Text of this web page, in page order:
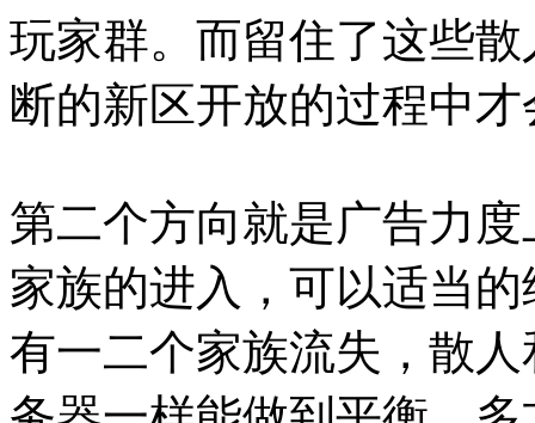
玩家群。而留住了这些
断的新区开放的过程中
第二个方向就是广告力
家族的进入，可以适当
有一二个家族流失，散